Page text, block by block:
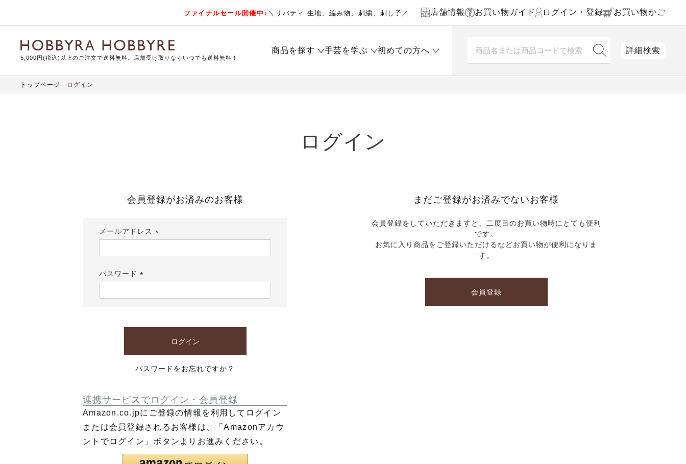
ファイナルセール開催中♪ ＼リバティ 生地、編み物、刺繍、刺し子／ 店舗情報 お買い物ガイド ログイン・登録 お買い物かご
5,000円(税込)以上のご注文で送料無料。店舗受け取りならいつでも送料無料！
商品を探す 手芸を学ぶ 初めての方へ 詳細検索
トップページ ログイン
ログイン
会員登録がお済みのお客様
メールアドレス
須)
パスワード
須)
ログイン
パスワードをお忘れですか？
連携サービスでログイン・会員登録
Amazon.co.jpにご登録の情報を利用してログイン
または会員登録されるお客様は、「Amazonアカウ
ントでログイン」ボタンよりお進みください。
まだご登録がお済みでないお客様
会員登録をしていただきますと、二度目のお買い物時にとても便利
です。
お気に入り商品をご登録いただけるなどお買い物が便利になりま
す。
会員登録